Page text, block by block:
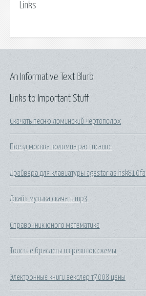
Links
Links to Important Stuff
Скачать песню ломинский чертополох
Поезд москва коломна расписание
Драйвера для клавиатуры agestar as hsk810fa
Джайв музыка скачать mp3
Справочник юного математика
Толстые браслеты из резинок схемы
Электронные книги векслер т7008 цены
An Informative Text Blurb